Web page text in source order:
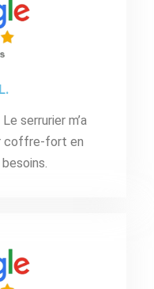
serrurier m’a
coffre-fort en